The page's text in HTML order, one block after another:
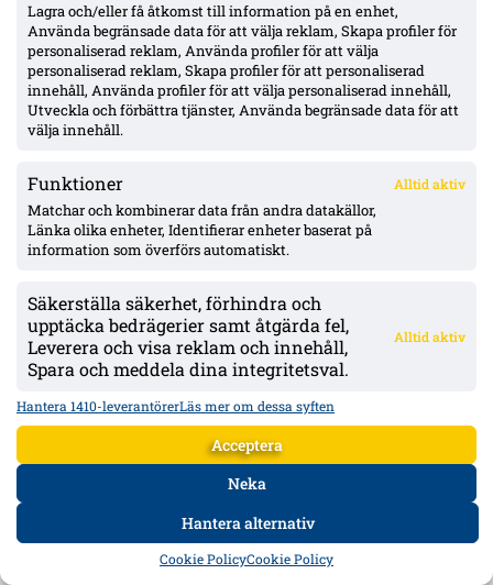
Lagra och/eller få åtkomst till information på en enhet,
Använda begränsade data för att välja reklam, Skapa profiler för
personaliserad reklam, Använda profiler för att välja
personaliserad reklam, Skapa profiler för att personaliserad
innehåll, Använda profiler för att välja personaliserad innehåll,
Utveckla och förbättra tjänster, Använda begränsade data för att
välja innehåll.
Funktioner Alltid aktiv
Matchar och kombinerar data från andra datakällor,
Länka olika enheter, Identifierar enheter baserat på
information som överförs automatiskt.
Säkerställa säkerhet, förhindra och
upptäcka bedrägerier samt åtgärda fel,
Leverera och visa reklam och innehåll,
Spara och meddela dina integritetsval.
Alltid aktiv
Hantera 1410-leverantörerLäs mer om dessa syften
Acceptera
Neka
Hantera alternativ
Cookie PolicyCookie Policy
22 000 biljetter sålda till cupsemifinalen – 1700 på Sirius sektion
Efter att medlemmar och årskortsinnehavare haft förtur har 22 000 biljetter
sålts till cupsemifinalen mellan Hammarby och Sirius. Matchen spelas på
söndag och nu är biljetterna släppta för allmänheten, alla kostar 99 kronor
styck.
Gustav Lundgren med i landslaget trots osäker status – ”Jag gjorde en
halv träning”
Gustav Lundgren är uttagen till landslaget trots skadeproblem. Gais-yttern är
ännu inte fullt återställd inför helgens cupsemifinal.
DATA FORUM